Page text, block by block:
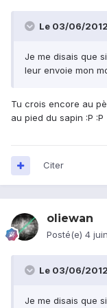
Le 03/06/
Je me disais que
leur envoie mon
Tu crois encore au
au pied du sapin :P :P
Citer
oliewan
Posté(e) 4
Le 03/06/
Je me disais que